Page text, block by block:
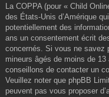
La COPPA (pour « Child
des États-Unis d’Amérique
potentiellement des
ans un consentement écrit
concernés. Si vous ne savez
mineurs âgés de moins de
conseillons de contacter un
Veuillez noter que phpBB
peuvent pas vous proposer